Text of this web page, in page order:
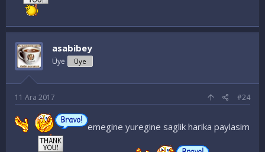
asabibey
Üye Üye
11 Ara 2017 #24
emegine yuregine saglik harika paylasim